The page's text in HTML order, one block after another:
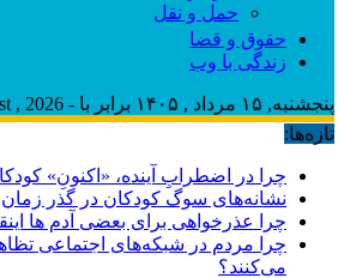
حمل و نقل
حقوق و قضا
زندگی با وب
پنجشنبه, ۱۵ مرداد , ۱۴۰۵ برابر با - Thursday, 6 August , 2026
تازه‌ها:
چرا در اضطرابِ آینده، «اکنونِ»
نشانه‌های سوگ کودکان در گذر زمان
چرا عذرخواهی برای بعضی آدم ها
چرا مردم در شبکه‌های اجتماعی
می‌کنند؟